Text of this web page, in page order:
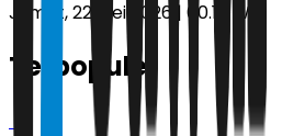
Jumat, 22 Mei 2026 | 00.18 WIB
Terpopuler
1